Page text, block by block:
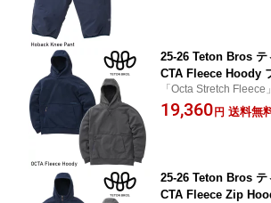
25-26 Teton Bros テ
CTA Fleece Hoody
速乾 2025 FW 25秋
2025-2026 Fall/
「Octa Stretch
暖かく、それでいてヌ
らない
19,360 円 送料無
25-26 Teton Bros テ
CTA Fleece Zip